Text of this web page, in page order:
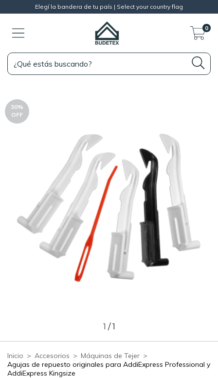
Elegí la bandera de tu país | Select your country flag
0
30%
OFF
1 /1
Inicio > Accesorios > Máquinas de Tejer >
Agujas de repuesto originales para AddiExpress Professional y
AddiExpress Kingsize